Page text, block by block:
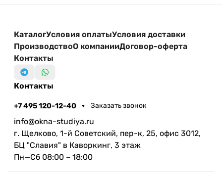
КаталогУсловия оплатыУсловия доставки
ПроизводствоО компанииДоговор-оферта
Контакты
Контакты
+7 495 120-12-40 Заказать звонок
info@okna-studiya.ru
г. Щелково, 1-й Советский, пер-к, 25, офис 3012,
БЦ "Славия" в Каворкинг, 3 этаж
Пн—Сб 08:00 – 18:00